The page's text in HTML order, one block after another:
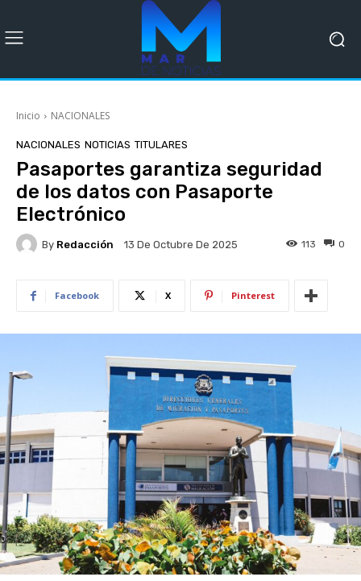
Inicio NACIONALES
NACIONALES NOTICIAS TITULARES
Pasaportes garantiza seguridad
de los datos con Pasaporte
Electrónico
By Redacción 13 De Octubre De 2025 0
113
Facebook X Pinterest